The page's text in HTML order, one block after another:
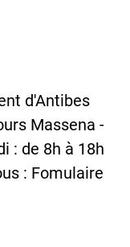
d'Antibes
Massena -
: de 8h à 18h
: Fomulaire